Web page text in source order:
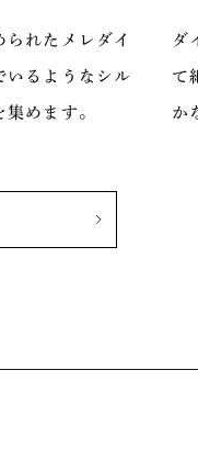
れたメレダイ
いるようなシル
めます。
ダ
て
か